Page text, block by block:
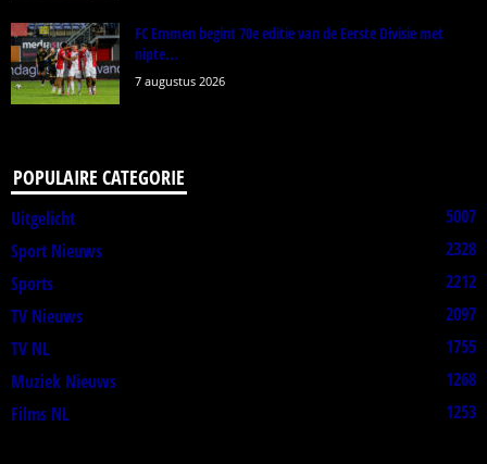
FC Emmen begint 70e editie van de Eerste Divisie met
nipte...
7 augustus 2026
POPULAIRE CATEGORIE
Uitgelicht
5007
Sport Nieuws
2328
Sports
2212
TV Nieuws
2097
TV NL
1755
Muziek Nieuws
1268
Films NL
1253